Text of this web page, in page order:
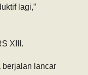
lagi,”
XIII.
berjalan lancar